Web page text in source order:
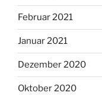
Februar 2021
Januar 2021
Dezember 2020
Oktober 2020